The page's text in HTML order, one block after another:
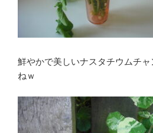
鮮やかで美しいナスタチウムチ
ねｗ